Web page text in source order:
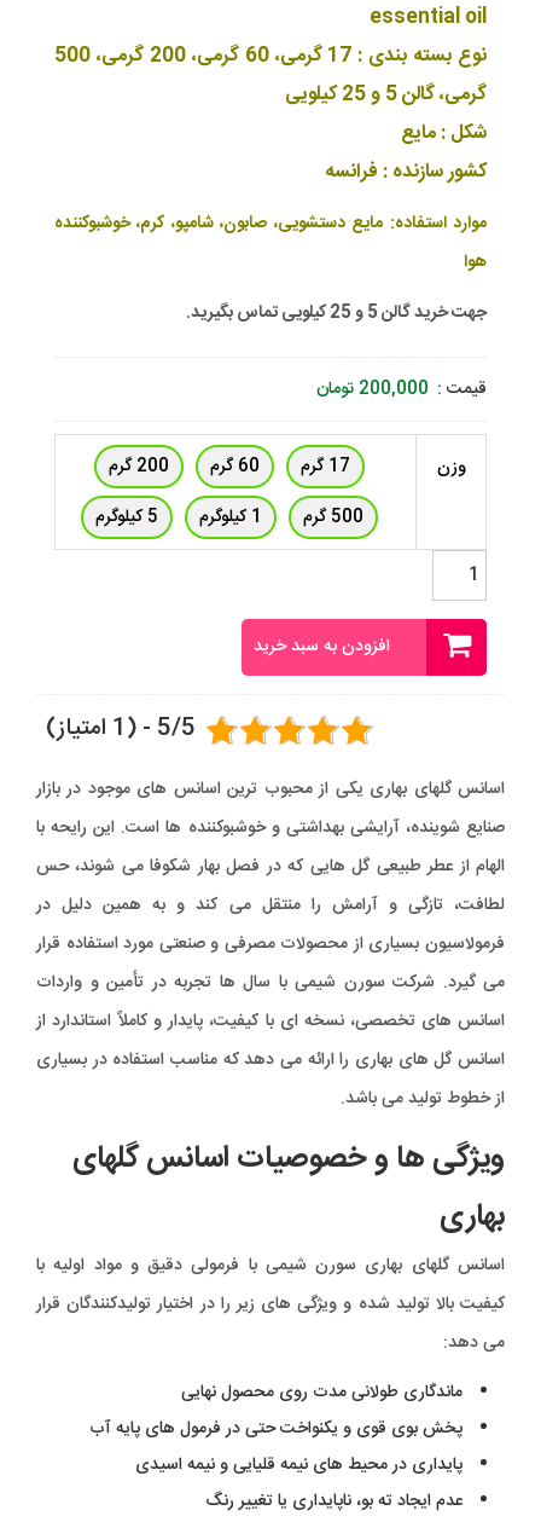
essential oil
نوع بسته بندی : 17 گرمی، 60 گرمی، 200 گرمی، 500
گرمی، گالن 5 و 25 کیلویی
شکل : مایع
کشور سازنده : فرانسه
موارد استفاده: مایع دستشویی، صابون، شامپو، کرم، خوشبوکننده
هوا
جهت خرید گالن 5 و 25 کیلویی تماس بگیرید.
قیمت : 200,000 تومان
وزن 17 گرم 60 گرم
200 گرم
500 گرم
1 کیلوگرم
5 کیلوگرم
اسانس
گلهای
بهاری
فرانسوی
عدد
افزودن به سبد خرید
5/5 - (1 امتیاز)
اسانس گلهای بهاری یکی از محبوب ترین اسانس های موجود در بازار
صنایع شوینده، آرایشی بهداشتی و خوشبوکننده ها است. این رایحه با
الهام از عطر طبیعی گل هایی که در فصل بهار شکوفا می شوند، حس
لطافت، تازگی و آرامش را منتقل می کند و به همین دلیل در
فرمولاسیون بسیاری از محصولات مصرفی و صنعتی مورد استفاده قرار
می گیرد. شرکت سورن شیمی با سال ها تجربه در تأمین و واردات
اسانس های تخصصی، نسخه ای با کیفیت، پایدار و کاملاً استاندارد از
اسانس گل های بهاری را ارائه می دهد که مناسب استفاده در بسیاری
از خطوط تولید می باشد.
ویژگی ها و خصوصیات اسانس گلهای
بهاری
اسانس گلهای بهاری سورن شیمی با فرمولی دقیق و مواد اولیه با
کیفیت بالا تولید شده و ویژگی های زیر را در اختیار تولیدکنندگان قرار
می دهد:
ماندگاری طولانی مدت روی محصول نهایی
پخش بوی قوی و یکنواخت حتی در فرمول های پایه آب
پایداری در محیط های نیمه قلیایی و نیمه اسیدی
عدم ایجاد ته بو، ناپایداری یا تغییر رنگ